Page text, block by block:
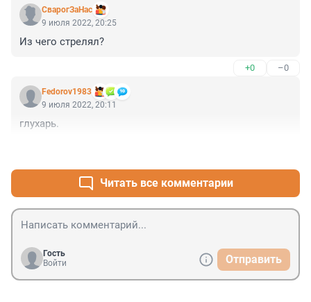
СварогЗаНас
9 июля 2022, 20:25
Из чего стрелял?
+0 –0
Fedorov1983
9 июля 2022, 20:11
глухарь.
Читать все комментарии
Гость
Войти
Отправить